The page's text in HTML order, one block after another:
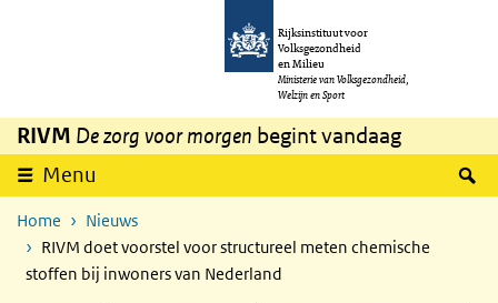
Overslaan en naar de inhoud gaan
Rijksinstituut voor
Volksgezondheid
en Milieu
Ministerie van Volksgezondheid,
Welzijn en Sport
RIVM De zorg voor morgen begint vandaag
Menu
Home
Nieuws
RIVM doet voorstel voor structureel meten chemische
stoffen bij inwoners van Nederland